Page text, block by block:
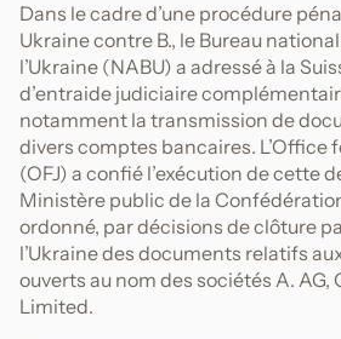
Dans le cadre d’une procédure
Ukraine contre B., le Bureau
l’Ukraine (NABU) a adressé à la
d’entraide judiciaire
notamment la transmission de
divers comptes bancaires. L’Office
(OFJ) a confié l’exécution de cette
Ministère public de la
ordonné, par décisions de clôture
l’Ukraine des documents relatifs
ouverts au nom des sociétés A. AG,
Limited.